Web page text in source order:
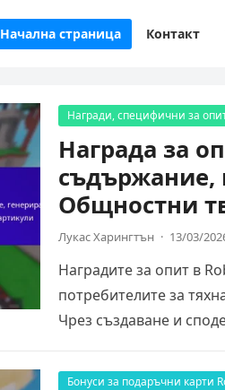
Начална страница Контакт
Награди, специфични за
Награда за
съдържание,
Общностни
Лукас Харингтън · 13/03/
Наградите за опит в
потребителите за
Чрез създаване и
Бонуси за подаръчни карти